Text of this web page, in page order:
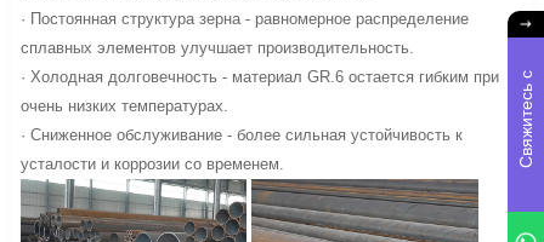
· Постоянная структура зерна - равномерное распределение
сплавных элементов улучшает производительность.
· Холодная долговечность - материал GR.6 остается гибким при
очень низких температурах.
· Сниженное обслуживание - более сильная устойчивость к
усталости и коррозии со временем.
С
в
я
ж
и
е
с
ь
с
н
а
м